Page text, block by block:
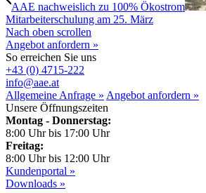
AAE nachweislich zu 100% Ökostrom
Mitarbeiterschulung am 25. März
Nach oben scrollen
Angebot anfordern »
So erreichen Sie uns
+43 (0) 4715-222
info@aae.at
Allgemeine Anfrage » Angebot anfordern »
Unsere Öffnungszeiten
Montag - Donnerstag:
8:00 Uhr bis 17:00 Uhr
Freitag:
8:00 Uhr bis 12:00 Uhr
Kundenportal »
Downloads »